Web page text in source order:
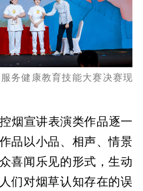
务健康教育技能大赛决赛现
烟宣讲表演类作品逐一
品以小品、相声、情景
喜闻乐见的形式，生动
们对烟草认知存在的误